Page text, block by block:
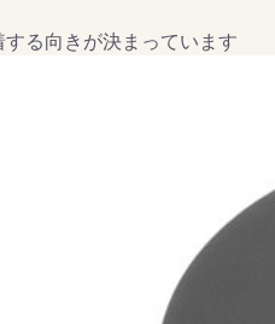
する向きが決まっています